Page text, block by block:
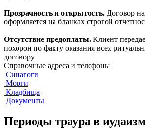
Прозрачность и открытость. Договор
оформляется на бланках строгой
Отсутствие предоплаты. Клиент
похорон по факту оказания всех
договору.
Справочные адреса и телефоны
Синагоги
Морги
Кладбища
Документы
Периоды траура в